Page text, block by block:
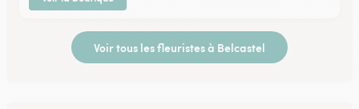
Voir tous les fleuristes à Belcastel